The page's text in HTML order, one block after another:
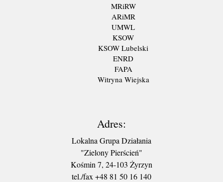
MRiRW
ARiMR
UMWL
KSOW
KSOW Lubelski
ENRD
FAPA
Witryna Wiejska
Adres:
Lokalna Grupa Działania
"Zielony Pierścień"
Kośmin 7, 24-103 Żyrzyn
tel./fax +48 81 50 16 140